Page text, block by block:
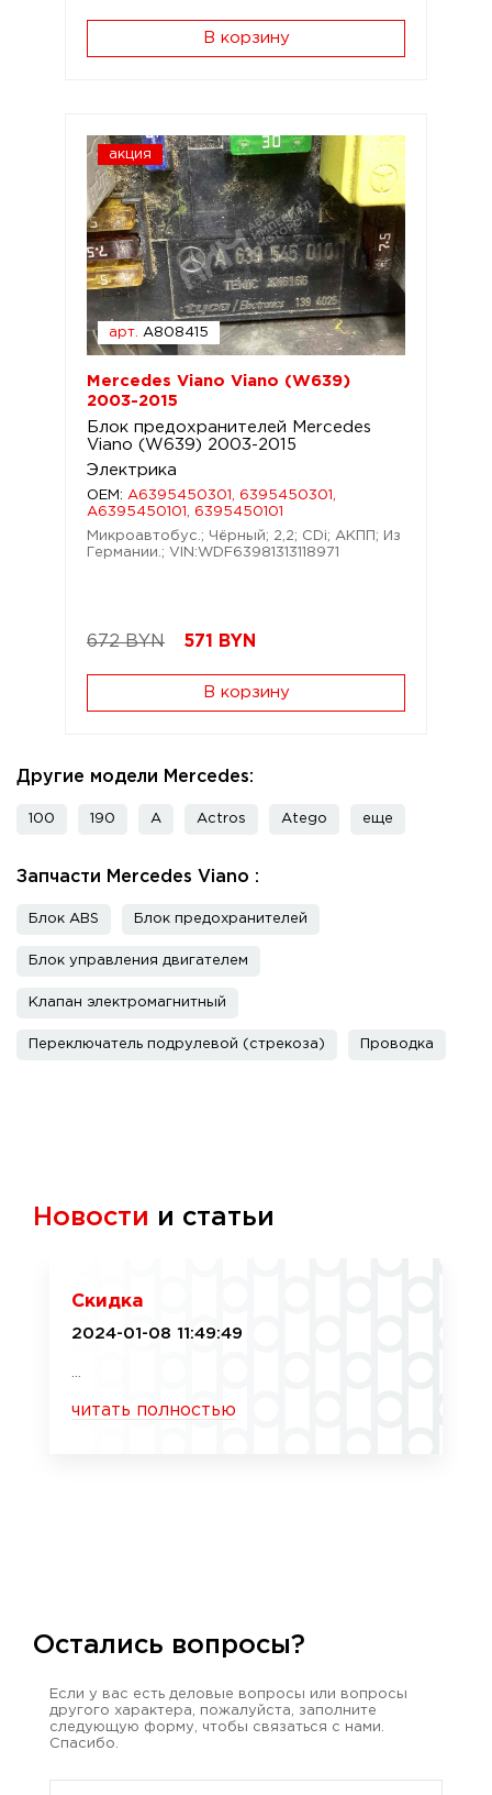
В корзину
акция
арт. A808415
Mercedes Viano Viano (W639)
2003-2015
Блок предохранителей Mercedes
Viano (W639) 2003-2015
Электрика
OEM: A6395450301, 6395450301,
A6395450101, 6395450101
Микроавтобус.; Чёрный; 2,2; CDi; АКПП; Из
Германии.; VIN:WDF63981313118971
672 BYN 571 BYN
В корзину
Другие модели Mercedes:
100 190 A Actros Atego еще
Запчасти Mercedes Viano :
Блок ABS Блок предохранителей
Блок управления двигателем
Клапан электромагнитный
Переключатель подрулевой (стрекоза) Проводка
Новости и статьи
Скидка
2024-01-08 11:49:49
читать полностью
Остались вопросы?
Если у вас есть деловые вопросы или вопросы
другого характера, пожалуйста, заполните
следующую форму, чтобы связаться с нами.
Спасибо.